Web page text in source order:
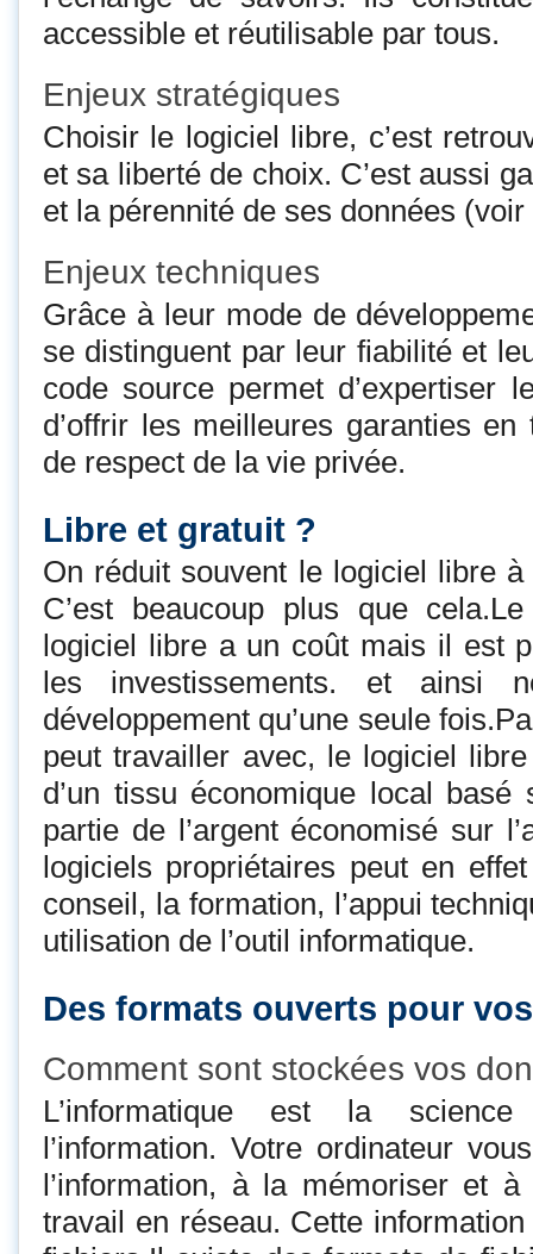
accessible et réutilisable par tous.
Enjeux stratégiques
Choisir le logiciel libre, c’est
et sa liberté de choix. C’est aussi
et la pérennité de ses données
Enjeux techniques
Grâce à leur mode de
se distinguent par leur fiabilité et
code source permet d’expertiser
d’offrir les meilleures garanties
de respect de la vie privée.
Libre et gratuit ?
On réduit souvent le logiciel libre
C’est beaucoup plus que cela.Le
logiciel libre a un coût mais il est
les investissements. et ainsi
développement qu’une seule
peut travailler avec, le logiciel libre
d’un tissu économique local
partie de l’argent économisé sur
logiciels propriétaires peut en
conseil, la formation, l’appui
utilisation de l’outil informatique.
Des formats ouverts pour
Comment sont stockées vos
L’informatique est la
l’information. Votre ordinateur
l’information, à la mémoriser et
travail en réseau. Cette